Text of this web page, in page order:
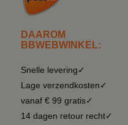
DAAROM
BBWEBWINKEL:
Snelle levering✓
Lage verzendkosten✓
vanaf € 99 gratis✓
14 dagen retour recht✓